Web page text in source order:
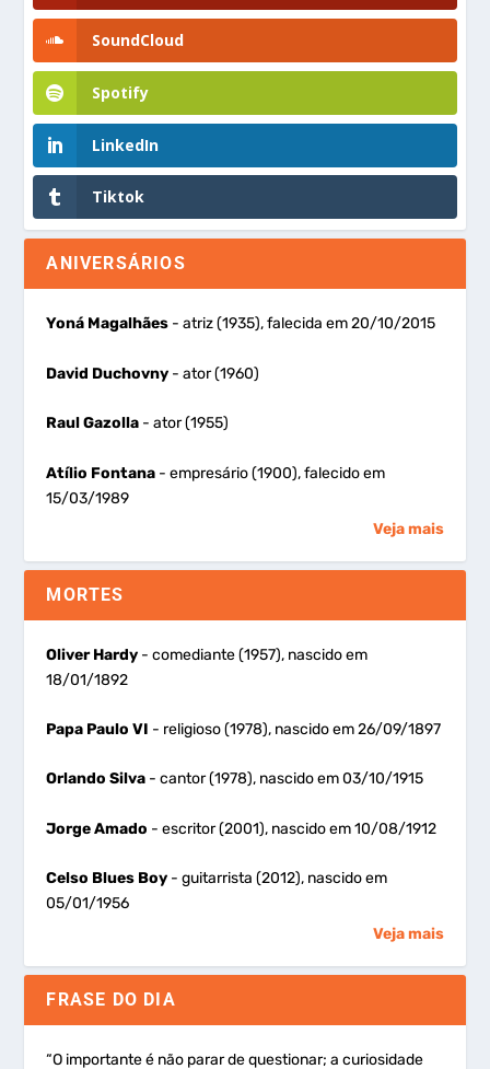
SoundCloud
Spotify
LinkedIn
Tiktok
ANIVERSÁRIOS
Yoná Magalhães - atriz (1935), falecida em 20/10/2015
David Duchovny - ator (1960)
Raul Gazolla - ator (1955)
Atílio Fontana - empresário (1900), falecido em
15/03/1989
Veja mais
MORTES
Oliver Hardy - comediante (1957), nascido em
18/01/1892
Papa Paulo VI - religioso (1978), nascido em 26/09/1897
Orlando Silva - cantor (1978), nascido em 03/10/1915
Jorge Amado - escritor (2001), nascido em 10/08/1912
Celso Blues Boy - guitarrista (2012), nascido em
05/01/1956
Veja mais
FRASE DO DIA
“O importante é não parar de questionar; a curiosidade